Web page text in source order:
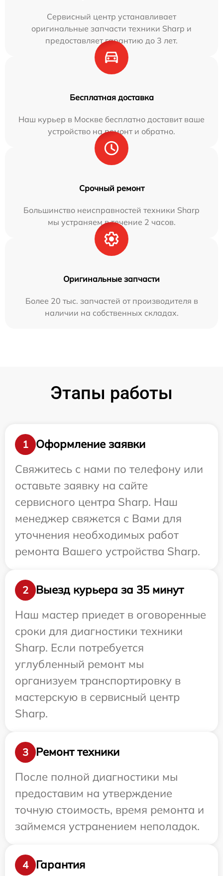
Сервисный центр устанавливает
оригинальные запчасти техники Sharp и
предоставляет гарантию до 3 лет.
Бесплатная доставка
Наш курьер в Москве бесплатно доставит ваше
устройство на ремонт и обратно.
Срочный ремонт
Большинство неисправностей техники Sharp
мы устраняем в течение 2 часов.
Оригинальные запчасти
Более 20 тыс. запчастей от производителя в
наличии на собственных складах.
Этапы работы
1
Оформление заявки
Свяжитесь с нами по телефону или
оставьте заявку на сайте
сервисного центра Sharp. Наш
менеджер свяжется с Вами для
уточнения необходимых работ
ремонта Вашего устройства Sharp.
2
Выезд курьера за 35 минут
Наш мастер приедет в оговоренные
сроки для диагностики техники
Sharp. Если потребуется
углубленный ремонт мы
организуем транспортировку в
мастерскую в сервисный центр
Sharp.
3
Ремонт техники
После полной диагностики мы
предоставим на утверждение
точную стоимость, время ремонта и
займемся устранением неполадок.
4 Гарантия